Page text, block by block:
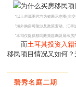
*以上房源图片均为效果示意图(非交
*海外购房可能涉及政策变动、汇率
*本司仅提供移民政策咨询及展示房
而土耳其投资入
移民项目情况又如何
碧秀名庭二期